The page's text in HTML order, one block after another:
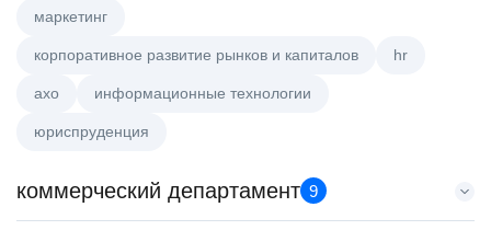
маркетинг
корпоративное развитие рынков и капиталов hr
axo информационные технологии
юриспруденция
коммерческий департамент 9